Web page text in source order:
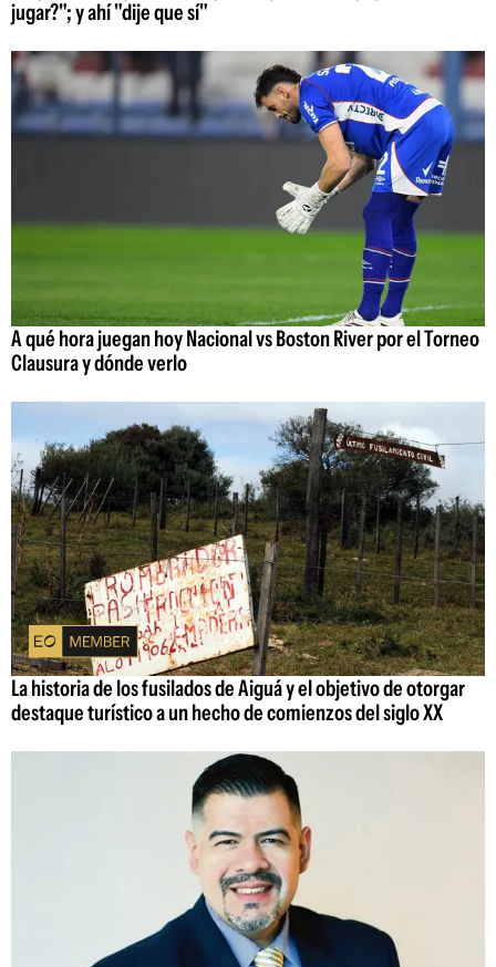
jugar?"; y ahí "dije que sí"
A qué hora juegan hoy Nacional vs Boston River por el Torneo
Clausura y dónde verlo
La historia de los fusilados de Aiguá y el objetivo de otorgar
destaque turístico a un hecho de comienzos del siglo XX